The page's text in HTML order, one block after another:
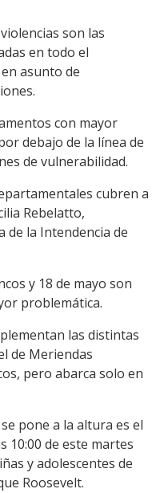
son las
en todo el
asunto de
con mayor
debajo de la línea de
de vulnerabilidad.
cubren a
Rebelatto,
de la Intendencia de
y 18 de mayo son
problemática.
las distintas
de Meriendas
pero abarca solo en
pone a la altura es el
10:00 de este martes
y adolescentes de
Roosevelt.